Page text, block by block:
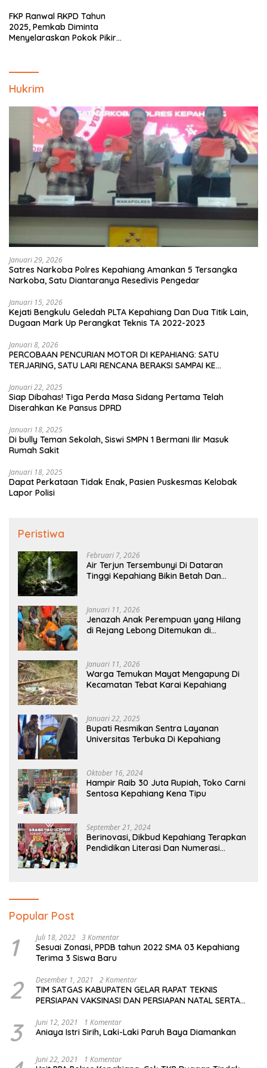
FKP Ranwal RKPD Tahun
2025, Pemkab Diminta
Menyelaraskan Pokok Pikiran
Hukrim
Januari 29, 2026
Satres Narkoba Polres Kepahiang Amankan 5 Tersangka
Narkoba, Satu Diantaranya Resedivis Pengedar
Januari 15, 2026
Kejati Bengkulu Geledah PLTA Kepahiang Dan Dua Titik Lain,
Dugaan Mark Up Perangkat Teknis TA 2022-2023
Januari 8, 2026
PERCOBAAN PENCURIAN MOTOR DI KEPAHIANG: SATU
TERJARING, SATU LARI RENCANA BERAKSI SAMPAI KE
Januari 22, 2025
Siap Dibahas! Tiga Perda Masa Sidang Pertama Telah
Diserahkan Ke Pansus DPRD
Januari 18, 2025
Di bully Teman Sekolah, Siswi SMPN 1 Bermani Ilir Masuk
Rumah Sakit
Januari 18, 2025
Dapat Perkataan Tidak Enak, Pasien Puskesmas Kelobak
Lapor Polisi
Peristiwa
Februari 7, 2026
Air Terjun Tersembunyi Di Dataran
Tinggi Kepahiang Bikin Betah Dan
Januari 11, 2026
Jenazah Anak Perempuan yang Hilang
di Rejang Lebong Ditemukan di
Januari 11, 2026
Warga Temukan Mayat Mengapung Di
Kecamatan Tebat Karai Kepahiang
Januari 22, 2025
Bupati Resmikan Sentra Layanan
Universitas Terbuka Di Kepahiang
Oktober 16, 2024
Hampir Raib 30 Juta Rupiah, Toko Carni
Sentosa Kepahiang Kena Tipu
September 21, 2024
Berinovasi, Dikbud Kepahiang Terapkan
Pendidikan Literasi Dan Numerasi
Popular Post
1 Juli 18, 2022 3 Komentar
Sesuai Zonasi, PPDB tahun 2022 SMA 03 Kepahiang
Terima 3 Siswa Baru
2 Desember 1, 2021 2 Komentar
TIM SATGAS KABUPATEN GELAR RAPAT TEKNIS
PERSIAPAN VAKSINASI DAN PERSIAPAN NATAL SERTA
3 Juni 12, 2021 1 Komentar
Aniaya Istri Sirih, Laki-Laki Paruh Baya Diamankan
Juni 22, 2021 1 Komentar